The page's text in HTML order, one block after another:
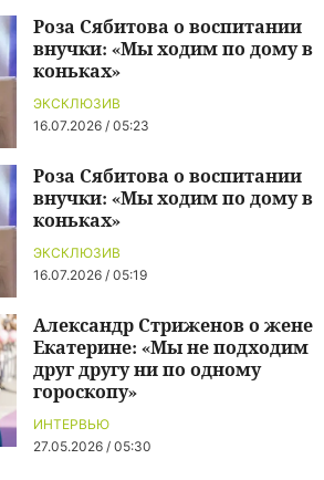
ЭКСКЛЮЗИВ
16.07.2026 / 05:23
Роза Сябитова о воспитании
внучки: «Мы ходим по дому в
коньках»
ЭКСКЛЮЗИВ
16.07.2026 / 05:19
Роза Сябитова о воспитании
внучки: «Мы ходим по дому в
коньках»
ИНТЕРВЬЮ
27.05.2026 / 05:30
Александр Стриженов о жене
Екатерине: «Мы не подходим
друг другу ни по одному
гороскопу»